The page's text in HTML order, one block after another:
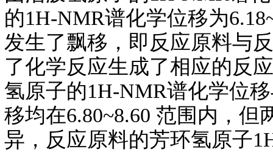
的1H-NMR谱化学位移为
发生了飘移，即反应原料与
了化学反应生成了相应的反
氢原子的1H-NMR谱化学位
移均在6.80~8.60 范围内，
异，反应原料的芳环氢原子